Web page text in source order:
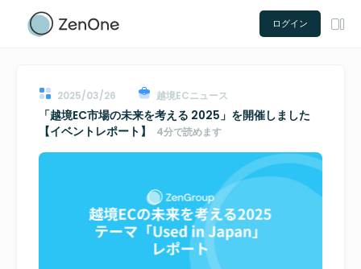
ログイン
2025/03/26 越境ECニュース
「越境EC市場の未来を考える 2025」を開催しました
【イベントレポート】
4分で読めます